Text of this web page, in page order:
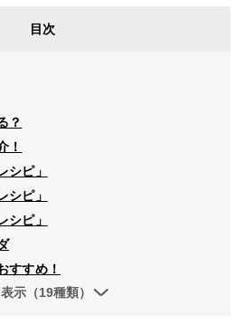
目次
？
！
シピ」
シピ」
シピ」
すすめ！
示（19種類）